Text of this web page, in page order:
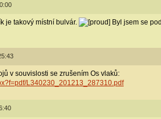
je takový místní bulvár.
Byl jsem se
v souvislosti se zrušením Os vlaků:
L340230_201213_287310.pdf